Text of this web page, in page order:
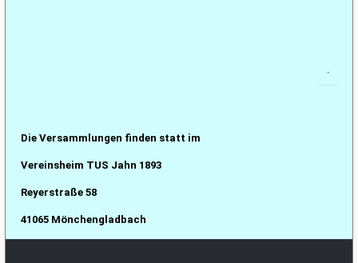
Die Versammlungen finden statt im
Vereinsheim TUS Jahn 1893
Reyerstraße 58
41065 Mönchengladbach